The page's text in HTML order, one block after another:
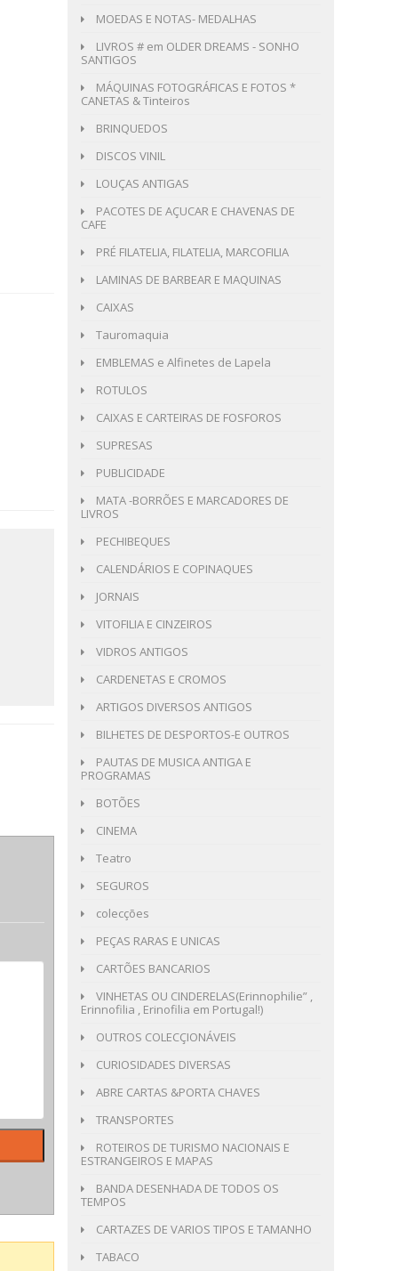
MOEDAS E NOTAS- MEDALHAS
LIVROS # em OLDER DREAMS - SONHO
SANTIGOS
MÁQUINAS FOTOGRÁFICAS E FOTOS *
CANETAS & Tinteiros
BRINQUEDOS
DISCOS VINIL
LOUÇAS ANTIGAS
PACOTES DE AÇUCAR E CHAVENAS DE
CAFE
PRÉ FILATELIA, FILATELIA, MARCOFILIA
LAMINAS DE BARBEAR E MAQUINAS
CAIXAS
Tauromaquia
EMBLEMAS e Alfinetes de Lapela
ROTULOS
CAIXAS E CARTEIRAS DE FOSFOROS
SUPRESAS
PUBLICIDADE
MATA -BORRÕES E MARCADORES DE
LIVROS
PECHIBEQUES
CALENDÁRIOS E COPINAQUES
JORNAIS
VITOFILIA E CINZEIROS
VIDROS ANTIGOS
CARDENETAS E CROMOS
ARTIGOS DIVERSOS ANTIGOS
BILHETES DE DESPORTOS-E OUTROS
PAUTAS DE MUSICA ANTIGA E
PROGRAMAS
BOTÕES
CINEMA
Teatro
SEGUROS
colecções
PEÇAS RARAS E UNICAS
CARTÕES BANCARIOS
VINHETAS OU CINDERELAS(Erinnophilie” ,
Erinnofilia , Erinofilia em Portugal!)
OUTROS COLECÇIONÁVEIS
CURIOSIDADES DIVERSAS
ABRE CARTAS &PORTA CHAVES
TRANSPORTES
ROTEIROS DE TURISMO NACIONAIS E
ESTRANGEIROS E MAPAS
BANDA DESENHADA DE TODOS OS
TEMPOS
CARTAZES DE VARIOS TIPOS E TAMANHO
TABACO